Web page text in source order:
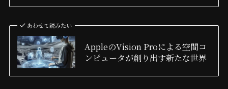
あわせて読みたい
AppleのVision Proによる空間コ
ンピュータが創り出す新たな世界